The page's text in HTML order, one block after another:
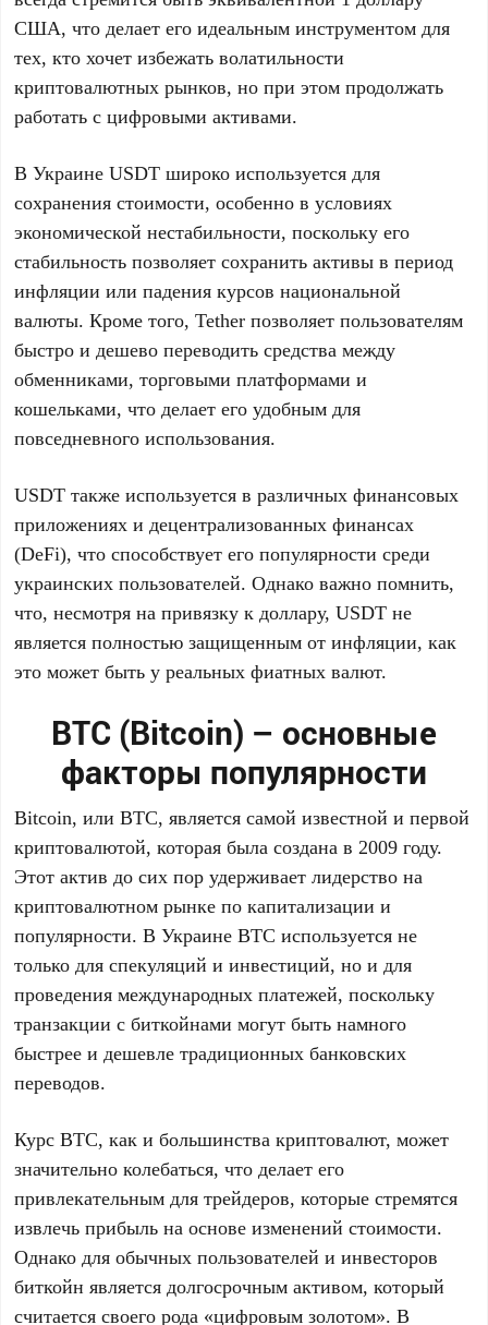
США, что делает его идеальным инструментом для
тех, кто хочет избежать волатильности
криптовалютных рынков, но при этом продолжать
работать с цифровыми активами.
В Украине USDT широко используется для
сохранения стоимости, особенно в условиях
экономической нестабильности, поскольку его
стабильность позволяет сохранить активы в период
инфляции или падения курсов национальной
валюты. Кроме того, Tether позволяет пользователям
быстро и дешево переводить средства между
обменниками, торговыми платформами и
кошельками, что делает его удобным для
повседневного использования.
USDT также используется в различных финансовых
приложениях и децентрализованных финансах
(DeFi), что способствует его популярности среди
украинских пользователей. Однако важно помнить,
что, несмотря на привязку к доллару, USDT не
является полностью защищенным от инфляции, как
это может быть у реальных фиатных валют.
BTC (Bitcoin) – основные
факторы популярности
Bitcoin, или BTC, является самой известной и первой
криптовалютой, которая была создана в 2009 году.
Этот актив до сих пор удерживает лидерство на
криптовалютном рынке по капитализации и
популярности. В Украине BTC используется не
только для спекуляций и инвестиций, но и для
проведения международных платежей, поскольку
транзакции с биткойнами могут быть намного
быстрее и дешевле традиционных банковских
переводов.
Курс BTC, как и большинства криптовалют, может
значительно колебаться, что делает его
привлекательным для трейдеров, которые стремятся
извлечь прибыль на основе изменений стоимости.
Однако для обычных пользователей и инвесторов
биткойн является долгосрочным активом, который
считается своего рода «цифровым золотом». В